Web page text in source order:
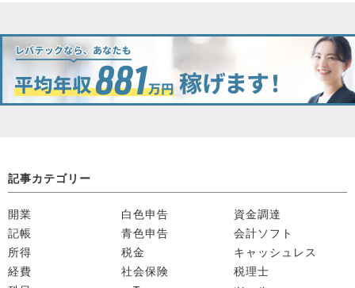
記事カテゴリー
開業
記帳
所得
経費
白色申告
青色申告
税金
社会保険
資金調達
会計ソフト
キャッシュレス
税理士